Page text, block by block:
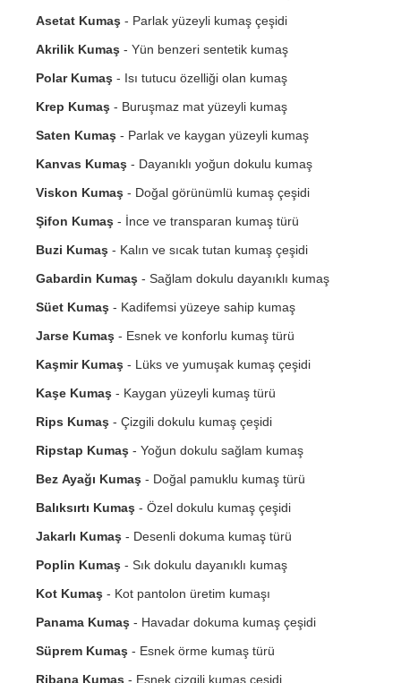
Asetat Kumaş - Parlak yüzeyli kumaş çeşidi
Akrilik Kumaş - Yün benzeri sentetik kumaş
Polar Kumaş - Isı tutucu özelliği olan kumaş
Krep Kumaş - Buruşmaz mat yüzeyli kumaş
Saten Kumaş - Parlak ve kaygan yüzeyli kumaş
Kanvas Kumaş - Dayanıklı yoğun dokulu kumaş
Viskon Kumaş - Doğal görünümlü kumaş çeşidi
Şifon Kumaş - İnce ve transparan kumaş türü
Buzi Kumaş - Kalın ve sıcak tutan kumaş çeşidi
Gabardin Kumaş - Sağlam dokulu dayanıklı kumaş
Süet Kumaş - Kadifemsi yüzeye sahip kumaş
Jarse Kumaş - Esnek ve konforlu kumaş türü
Kaşmir Kumaş - Lüks ve yumuşak kumaş çeşidi
Kaşe Kumaş - Kaygan yüzeyli kumaş türü
Rips Kumaş - Çizgili dokulu kumaş çeşidi
Ripstap Kumaş - Yoğun dokulu sağlam kumaş
Bez Ayağı Kumaş - Doğal pamuklu kumaş türü
Balıksırtı Kumaş - Özel dokulu kumaş çeşidi
Jakarlı Kumaş - Desenli dokuma kumaş türü
Poplin Kumaş - Sık dokulu dayanıklı kumaş
Kot Kumaş - Kot pantolon üretim kumaşı
Panama Kumaş - Havadar dokuma kumaş çeşidi
Süprem Kumaş - Esnek örme kumaş türü
Ribana Kumaş - Esnek çizgili kumaş çeşidi